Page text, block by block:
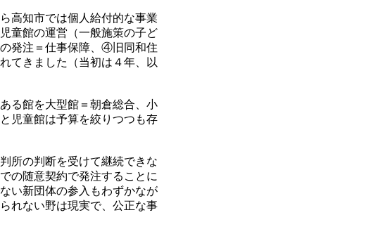
高知市では個人給付的な事業
童館の運営（一般施策の子ど
発注＝仕事保障、④旧同和住
てきました（当初は４年、以
る館を大型館＝朝倉総合、小
児童館は予算を絞りつつも存
所の判断を受けて継続できな
の随意契約で発注することに
い新団体の参入もわずかなが
れない野は現実で、公正な事